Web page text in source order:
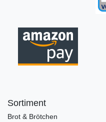
Sortiment
Brot & Brötchen